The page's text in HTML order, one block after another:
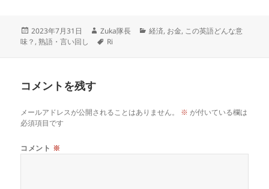
投
稿
2023年7月31日
作
成
Zuka隊長
カ
経済, お金, この英語どんな意
味？ ,熟語・言い回し
タ
Ri
コメントを残す
メールアドレスが公開されることはありません。 ※ が付いている欄は
必須項目です
コメント ※